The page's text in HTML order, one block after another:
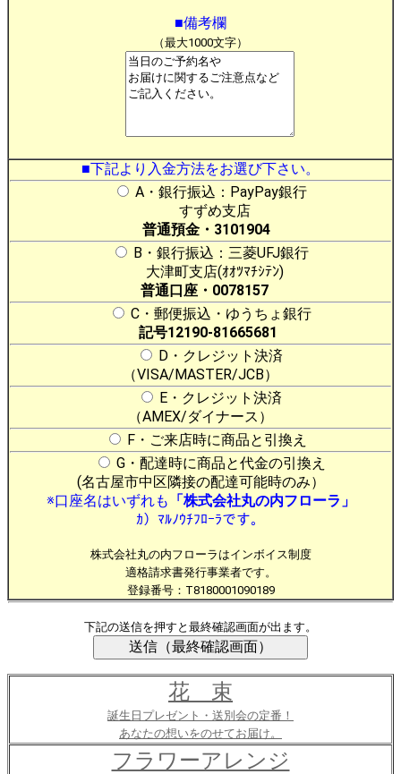
■備考欄
（最大1000文字）
■下記より入金方法をお選び下さい。
A・銀行振込：PayPay銀行
すずめ支店
普通預金・3101904
B・銀行振込：三菱UFJ銀行
大津町支店(ｵｵﾂﾏﾁｼﾃﾝ)
普通口座・0078157
C・郵便振込・ゆうちょ銀行
記号12190-81665681
D・クレジット決済
（VISA/MASTER/JCB）
E・クレジット決済
（AMEX/ダイナース）
F・ご来店時に商品と引換え
G・配達時に商品と代金の引換え
(名古屋市中区隣接の配達可能時のみ）
※口座名はいずれも 「株式会社丸の内フローラ」
ｶ）ﾏﾙﾉｳﾁﾌﾛｰﾗです。
株式会社丸の内フローラはインボイス制度
適格請求書発行事業者です。
登録番号：T8180001090189
下記の送信を押すと最終確認画面が出ます。
花 束
誕生日プレゼント・送別会の定番！
あなたの想いをのせてお届け。
フラワーアレンジ